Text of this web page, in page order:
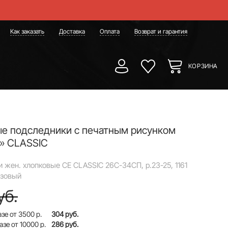
Как заказать Доставка Оплата Возврат и гарантия
КОРЗИНА
подследники с печатным рисунком
CLASSIC
жен. хлопковые CE CLASSIC 26С-34СП, р.23-25, 1161
от 3500 р. 304 руб.
от 10000 р. 286 руб.